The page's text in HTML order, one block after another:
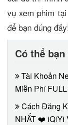
vụ xem phim
để bạn dúng đấy!
Có thể
Tài Khoản
Miễn Phí
Cách Đăng
NHẤT ❤️ iQiYi